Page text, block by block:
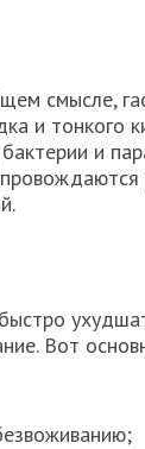
смысле,
и тонкого
и
Вот